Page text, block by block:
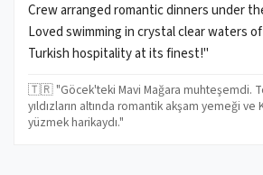
Crew arranged romantic dinners under
Loved swimming in crystal clear waters
Turkish hospitality at its finest!"
🇹🇷 "Göcek'teki Mavi Mağara muhteşemdi.
yıldızların altında romantik akşam yemeği
yüzmek harikaydı."